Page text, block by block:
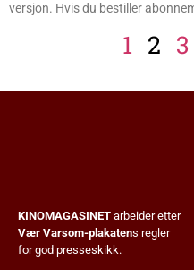
versjon. Hvis du bestiller
1 2 3
KINOMAGASINET arbeider etter
Vær Varsom-plakatens regler
for god presseskikk.